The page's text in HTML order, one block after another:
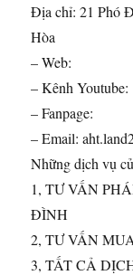
Địa chỉ: 21 Phó
Hòa
– Web:
– Kênh Youtube:
– Fanpage:
– Email:
Những dịch vụ
1, TƯ VẤN
ĐÌNH
2, TƯ VẤN
3, TẤT CẢ